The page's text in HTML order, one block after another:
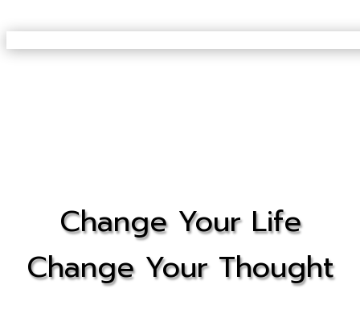
Change Your Life
Change Your Thought